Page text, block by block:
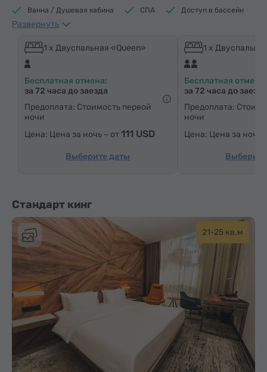
Ванна / Душевая кабина СПА Доступ в бассейн
Доступ в фитнес центр
Электрический чайник Минибар
Средства гигиены Халат
Тапочки Фен Шкаф/Гардероб
Сейф
Будильник Услуга «звонок-будильник»
Кабельные телеканалы Спутниковые телеканалы
Ковровые полы Холодильник
Развернуть
1 x Двуспальная «Queen»
Бесплатная отмена:
за 72 часа до заезда
Предоплата: Стоимость первой
ночи
Цена за ночь – от 111 USD
Выберите даты
1 x
Бесплатная отмена:
за 72 часа до заезда
Предоплата:
ночи
Цена за ночь
Стандарт кинг
21-25 кв.м